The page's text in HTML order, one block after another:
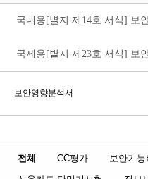
국내용[별지 제14호 서식] 보
국제용[별지 제23호 서식] 보
보안영향분석서
전체 CC평가 보안기능